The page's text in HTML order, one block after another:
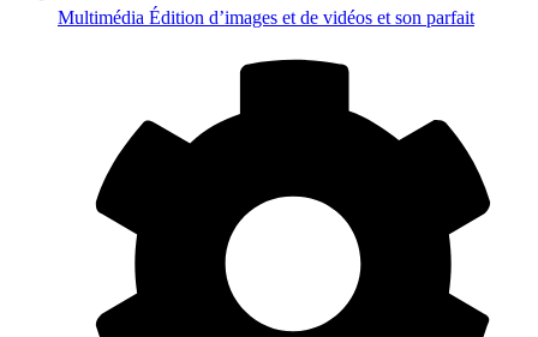
Multimédia Édition d’images et de vidéos et son parfait